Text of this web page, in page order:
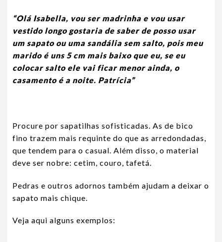
“Olá Isabella, vou ser madrinha e vou usar
vestido longo gostaria de saber de posso usar
um sapato ou uma sandália sem salto, pois meu
marido é uns 5 cm mais baixo que eu, se eu
colocar salto ele vai ficar menor ainda, o
casamento é a noite. Patrícia”
Procure por sapatilhas sofisticadas. As de bico
fino trazem mais requinte do que as arredondadas,
que tendem para o casual. Além disso, o material
deve ser nobre: cetim, couro, tafetá.
Pedras e outros adornos também ajudam a deixar o
sapato mais chique.
Veja aqui alguns exemplos: